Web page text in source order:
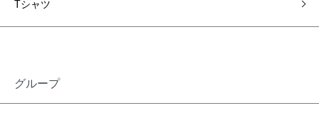
Tシャツ
グループ